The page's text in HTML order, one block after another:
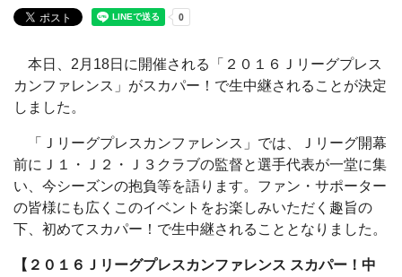
本日、2月18日に開催される「２０１６Ｊリーグプレス
カンファレンス」がスカパー！で生中継されることが決定
しました。
「Ｊリーグプレスカンファレンス」では、Ｊリーグ開幕
前にＪ１・Ｊ２・Ｊ３クラブの監督と選手代表が一堂に集
い、今シーズンの抱負等を語ります。ファン・サポーター
の皆様にも広くこのイベントをお楽しみいただく趣旨の
下、初めてスカパー！で生中継されることとなりました。
【２０１６Ｊリーグプレスカンファレンス スカパー！中